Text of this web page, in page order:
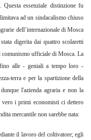
. Questa essenziale distinzione fu
ad un sindacalismo chiuso
dell’internazionale di Mosca
digerita dai quattro scolaretti
comunismo ufficiale di Mosca. La
fino alle - geniali a tempo loro -
terra e per la spartizione della
l'azienda agraria e non la
vero i primi economisti ci dettero
mercantile non sarebbe nata:
il lavoro del coltivatore; egli